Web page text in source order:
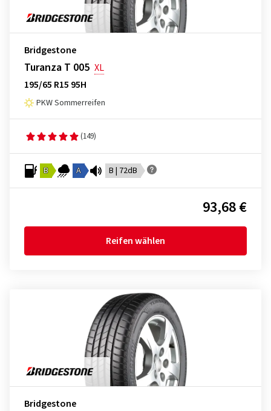
Bridgestone
Turanza T 005 XL
195/65 R15 95H
PKW Sommerreifen
(149)
B A B | 72dB
93,68 €
Reifen wählen
Bridgestone